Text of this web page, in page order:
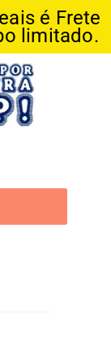
é Frete
limitado.